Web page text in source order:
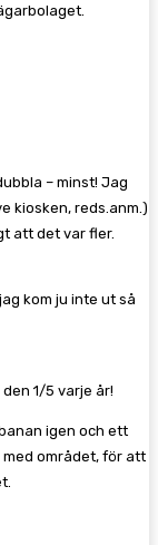
– minst! Jag
kiosken, reds.anm.)
att det var fler.
kom ju inte ut så
1/5 varje år!
igen och ett
området, för att